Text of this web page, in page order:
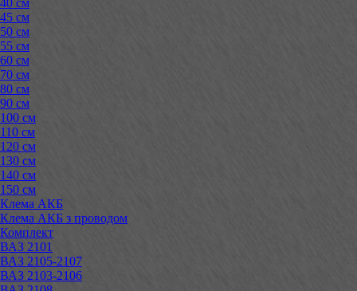
45 см
50 см
55 см
60 см
70 см
80 см
90 см
100 см
110 см
120 см
130 см
140 см
150 см
Клема АКБ
Клема АКБ з проводом
Комплект
ВАЗ 2101
ВАЗ 2105-2107
ВАЗ 2103-2106